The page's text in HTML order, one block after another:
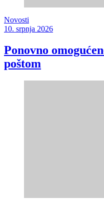
Novosti
10. srpnja 2026
Ponovno
poštom